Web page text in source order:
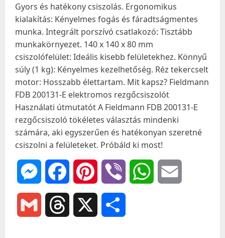
Gyors és hatékony csiszolás. Ergonomikus
kialakítás: Kényelmes fogás és fáradtságmentes
munka. Integrált porszívó csatlakozó: Tisztább
munkakörnyezet. 140 x 140 x 80 mm
csiszolófelület: Ideális kisebb felületekhez. Könnyű
súly (1 kg): Kényelmes kezelhetőség. Réz tekercselt
motor: Hosszabb élettartam. Mit kapsz? Fieldmann
FDB 200131-E elektromos rezgőcsiszolót
Használati útmutatót A Fieldmann FDB 200131-E
rezgőcsiszoló tökéletes választás mindenki
számára, aki egyszerűen és hatékonyan szeretné
csiszolni a felületeket. Próbáld ki most!
MessengerFacebookPinterest Viber WhatsApp
Gmail Threads